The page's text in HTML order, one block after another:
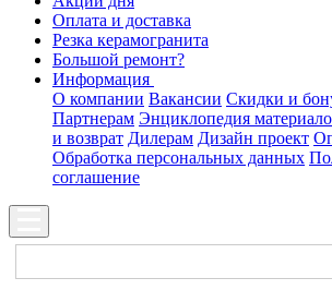
Оплата и доставка
Резка керамогранита
Большой ремонт?
Информация
О компании Вакансии Скидки и
Партнерам Энциклопедия
и возврат Дилерам Дизайн проект
Обработка персональных данных
соглашение